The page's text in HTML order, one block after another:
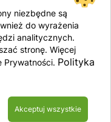
és az alsó
niezbędne są
do wyrażenia
analitycznych.
stronę. Więcej
Prywatności. Polityka
Akceptuj wszystkie